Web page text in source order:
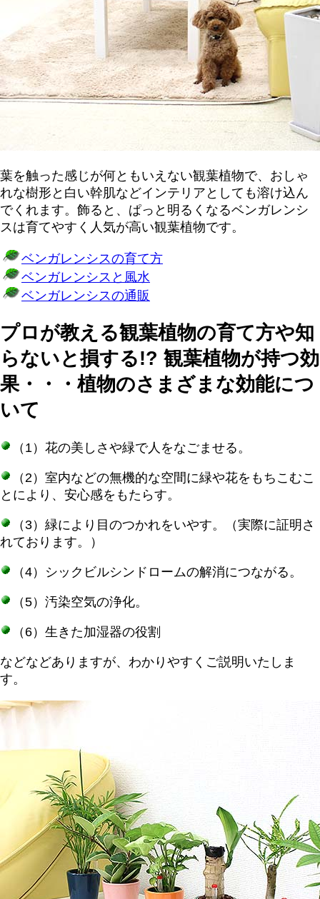
葉を触った感じが何ともいえない観葉植物で、おしゃ
れな樹形と白い幹肌などインテリアとしても溶け込ん
でくれます。飾ると、ぱっと明るくなるベンガレンシ
スは育てやすく人気が高い観葉植物です。
ベンガレンシスの育て方
ベンガレンシスと風水
ベンガレンシスの通販
プロが教える観葉植物の育て方や知
らないと損する!? 観葉植物が持つ効
果・・・植物のさまざまな効能につ
いて
（1）花の美しさや緑で人をなごませる。
（2）室内などの無機的な空間に緑や花をもちこむこ
とにより、安心感をもたらす。
（3）緑により目のつかれをいやす。（実際に証明さ
れております。）
（4）シックビルシンドロームの解消につながる。
（5）汚染空気の浄化。
（6）生きた加湿器の役割
などなどありますが、わかりやすくご説明いたしま
す。